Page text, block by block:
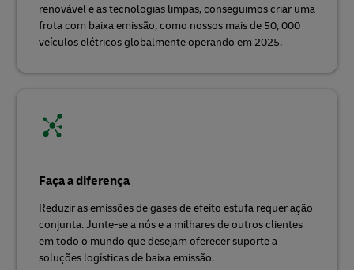
renovável e as tecnologias limpas, conseguimos criar uma
frota com baixa emissão, como nossos mais de 50, 000
veículos elétricos globalmente operando em 2025.
Faça a diferença
Reduzir as emissões de gases de efeito estufa requer ação
conjunta. Junte-se a nós e a milhares de outros clientes
em todo o mundo que desejam oferecer suporte a
soluções logísticas de baixa emissão.